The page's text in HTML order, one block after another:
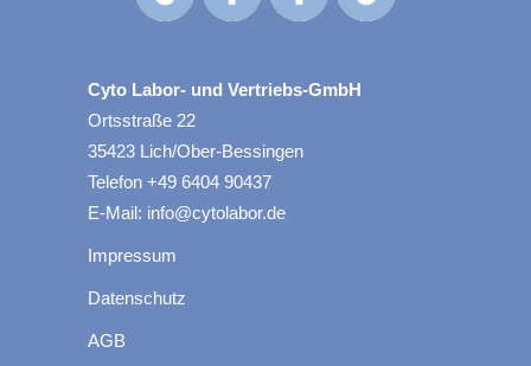
Cyto Labor- und Vertriebs-GmbH
Ortsstraße 22
35423 Lich/Ober-Bessingen
Telefon +49 6404 90437
E-Mail: info@cytolabor.de
Impressum
Datenschutz
AGB